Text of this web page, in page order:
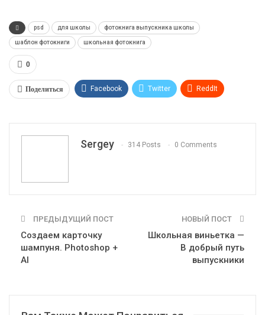
psd для школы фотокнига выпускника школы
шаблон фотокниги школьная фотокнига
0
Поделиться Facebook Twitter ReddIt
Sergey 314 Posts 0 Comments
ПРЕДЫДУЩИЙ ПОСТ
Создаем карточку
шампуня. Photoshop +
AI
НОВЫЙ ПОСТ
Школьная виньетка —
В добрый путь
выпускники